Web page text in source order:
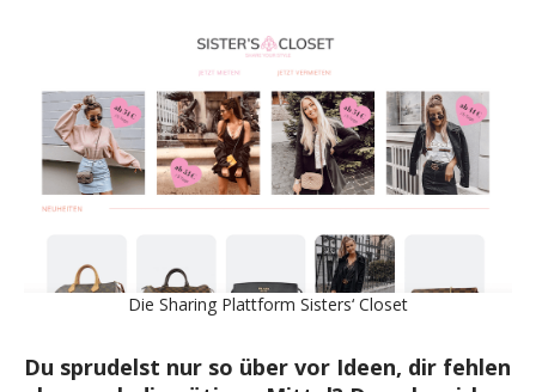
Die Sharing Plattform Sisters‘ Closet
Du sprudelst nur so über vor Ideen, dir fehlen